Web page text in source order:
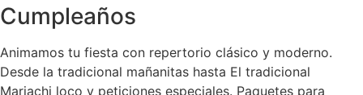
Cumpleaños
Animamos tu fiesta con repertorio clásico y moderno.
Desde la tradicional mañanitas hasta El tradicional
Mariachi loco y peticiones especiales. Paquetes para